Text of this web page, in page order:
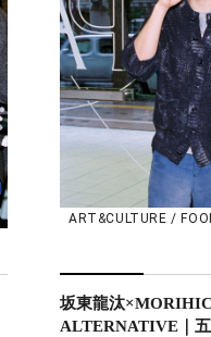
ART&CULTURE /
坂東龍汰
ALTERNATIVE｜